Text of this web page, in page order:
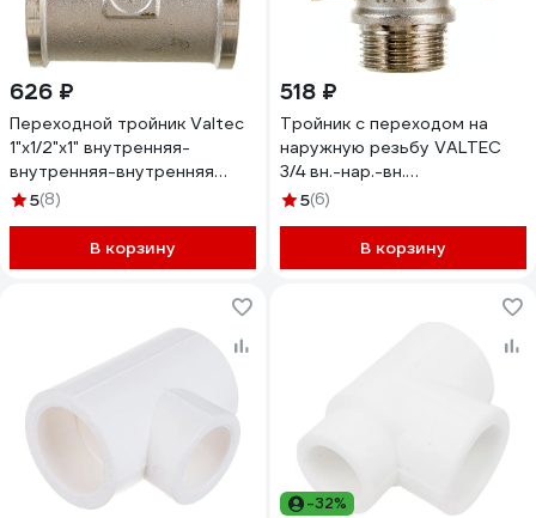
626 ₽
Переходной тройник Valtec
1"х1/2"х1" внутренняя-
внутренняя-внутренняя
VTr.750.N.0604
5(8)
В корзину
518 ₽
Тройник с переходом на
наружную резьбу VALTEC
3/4 вн.-нар.-вн.
VTr.132.N.0005
5(6)
В корзину
-32%